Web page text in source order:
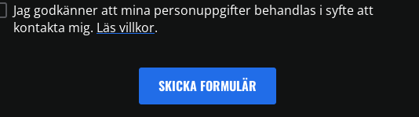
Jag godkänner att mina personuppgifter behandlas i syfte att
kontakta mig. Läs villkor.
SKICKA FORMULÄR